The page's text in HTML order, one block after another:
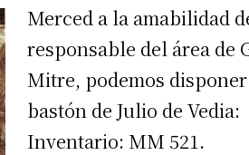
Merced a la amabilidad
responsable del área de
Mitre, podemos
bastón de Julio de Vedia:
Inventario: MM 521.